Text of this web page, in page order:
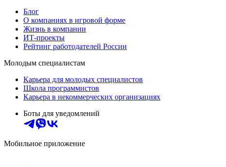
Блог
О компаниях в игровой форме
Жизнь в компании
ИТ-проекты
Рейтинг работодателей России
Молодым специалистам
Карьера для молодых специалистов
Школа программистов
Карьера в некоммерческих организациях
Боты для уведомлений
Мобильное приложение